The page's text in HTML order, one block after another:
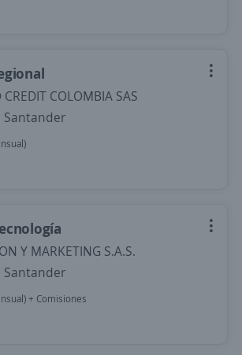
CREDIT COLOMBIA SAS
Santander
Y MARKETING S.A.S.
Santander
+ Comisiones